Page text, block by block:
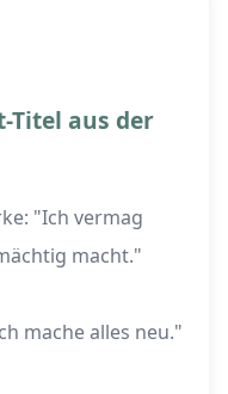
Titel aus der
"Ich vermag
macht."
mache alles neu."